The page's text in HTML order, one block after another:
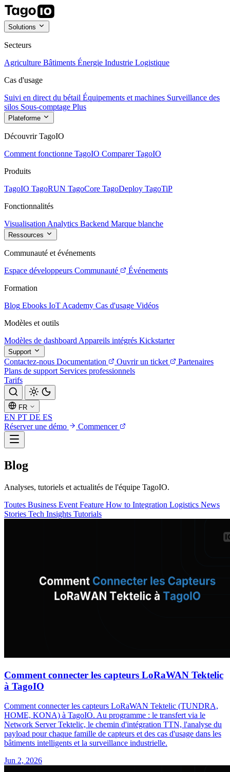
Solutions
Secteurs
Agriculture Bâtiments Énergie Industrie Logistique
Cas d'usage
Suivi en direct du bétail Équipements et machines Surveillance des
silos Sous-comptage Plus
Plateforme
Découvrir TagoIO
Comment fonctionne TagoIO Comparer TagoIO
Produits
TagoIO TagoRUN TagoCore TagoDeploy TagoTiP
Fonctionnalités
Visualisation Analytics Backend Marque blanche
Ressources
Communauté et événements
Espace développeurs Communauté
Événements
Formation
Blog Ebooks IoT Academy Cas d'usage Vidéos
Modèles et outils
Modèles de dashboard Appareils intégrés Kickstarter
Support
Contactez-nous Documentation Ouvrir un ticket
Partenaires
Plans de support Services professionnels
Tarifs
FR
EN PT DE ES
Réserver une démo
Commencer
Blog
Analyses, tutoriels et actualités de l'équipe TagoIO.
Toutes Business Event Feature How to Integration Logistics News
Stories Tech Insights Tutorials
Comment connecter les capteurs LoRaWAN Tektelic
à TagoIO
Comment connecter les capteurs LoRaWAN Tektelic (TUNDRA,
HOME, KONA) à TagoIO. Au programme : le transfert via le
Network Server Tektelic, le chemin d'intégration TTN, l'analyse du
payload pour chaque famille de capteurs et des cas d'usage dans les
bâtiments intelligents et la surveillance industrielle.
Jun 2, 2026